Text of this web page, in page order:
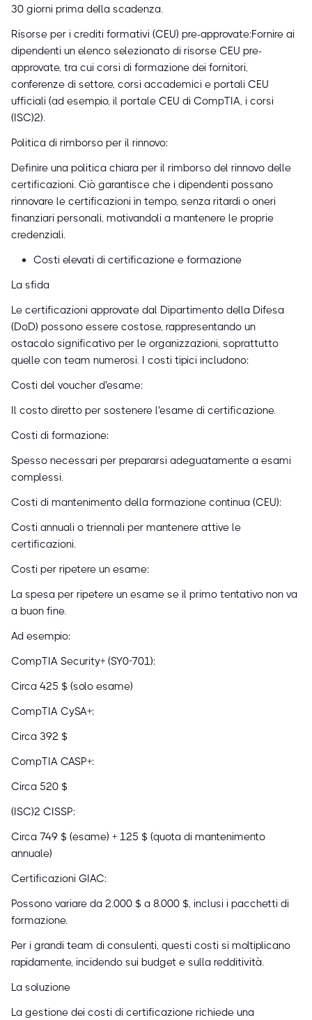
30 giorni prima della scadenza.
Risorse per i crediti formativi (CEU) pre-approvate:Fornire ai
dipendenti un elenco selezionato di risorse CEU pre-
approvate, tra cui corsi di formazione dei fornitori,
conferenze di settore, corsi accademici e portali CEU
ufficiali (ad esempio, il portale CEU di CompTIA, i corsi
(ISC)²).
Politica di rimborso per il rinnovo:
Definire una politica chiara per il rimborso del rinnovo delle
certificazioni. Ciò garantisce che i dipendenti possano
rinnovare le certificazioni in tempo, senza ritardi o oneri
finanziari personali, motivandoli a mantenere le proprie
credenziali.
Costi elevati di certificazione e formazione
La sfida
Le certificazioni approvate dal Dipartimento della Difesa
(DoD) possono essere costose, rappresentando un
ostacolo significativo per le organizzazioni, soprattutto
quelle con team numerosi. I costi tipici includono:
Costi del voucher d'esame:
Il costo diretto per sostenere l'esame di certificazione.
Costi di formazione:
Spesso necessari per prepararsi adeguatamente a esami
complessi.
Costi di mantenimento della formazione continua (CEU):
Costi annuali o triennali per mantenere attive le
certificazioni.
Costi per ripetere un esame:
La spesa per ripetere un esame se il primo tentativo non va
a buon fine.
Ad esempio:
CompTIA Security+ (SY0-701):
Circa 425 $ (solo esame)
CompTIA CySA+:
Circa 392 $
CompTIA CASP+:
Circa 520 $
(ISC)² CISSP:
Circa 749 $ (esame) + 125 $ (quota di mantenimento
annuale)
Certificazioni GIAC:
Possono variare da 2.000 $ a 8.000 $, inclusi i pacchetti di
formazione.
Per i grandi team di consulenti, questi costi si moltiplicano
rapidamente, incidendo sui budget e sulla redditività.
La soluzione
La gestione dei costi di certificazione richiede una